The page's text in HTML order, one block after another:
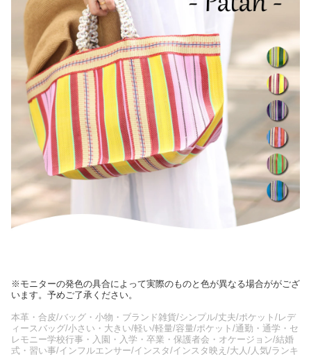
※モニターの発色の具合によって実際のものと色が異なる場合ががござ
います。予めご了承ください。
本革・合皮/バッグ・小物・ブランド雑貨/シンプル/丈夫/ポケット/レデ
ィースバッグ/小さい・大きい/軽い/軽量/容量/ポケット/通勤・通学・セ
レモニー学校行事・入園・入学・卒業・保護者会・オケージョン/結婚
式・習い事/インフルエンサー/インスタ/インスタ映え/大人/人気/ランキ